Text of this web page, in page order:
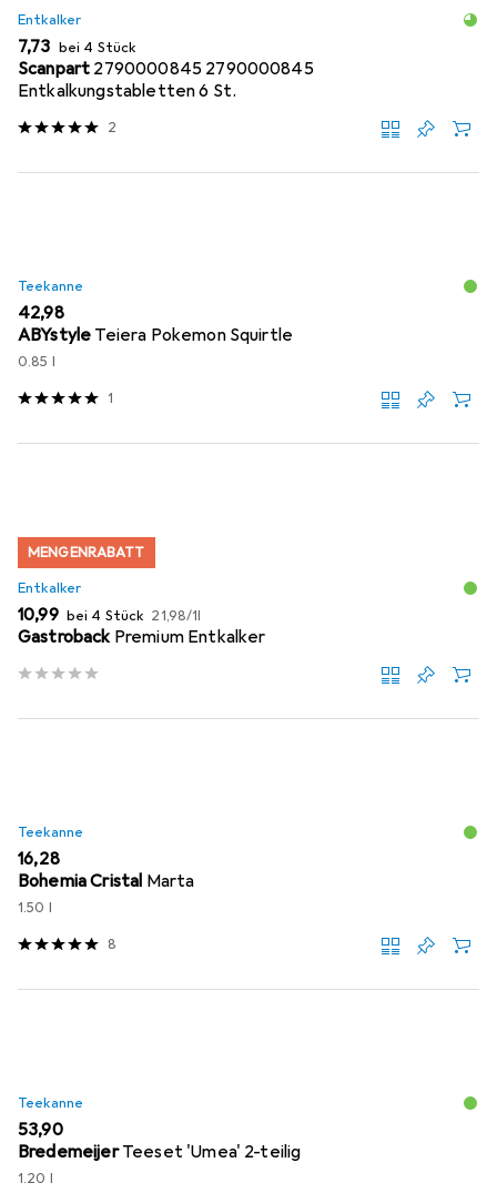
Entkalker
EUR
7,73 bei 4 Stück
Scanpart 2790000845 2790000845
Entkalkungstabletten 6 St.
2
Teekanne
EUR
42,98
ABYstyle Teiera Pokemon Squirtle
0.85 l
1
MENGENRABATT
Entkalker
EUR
10,99 bei 4 Stück EUR
21,98/1l
Gastroback Premium Entkalker
Teekanne
EUR
16,28
Bohemia Cristal Marta
1.50 l
8
Teekanne
EUR
53,90
Bredemeijer Teeset 'Umea' 2-teilig
1.20 l